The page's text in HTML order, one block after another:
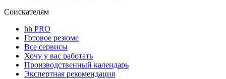
Соискателям
hh PRO
Готовое резюме
Все сервисы
Хочу у вас работать
Производственный календарь
Экспертная рекомендация